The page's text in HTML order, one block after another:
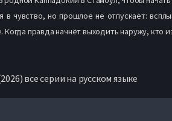
чувство, но прошлое не отпускает:
правда начнёт выходить наружу,
все серии на русском языке